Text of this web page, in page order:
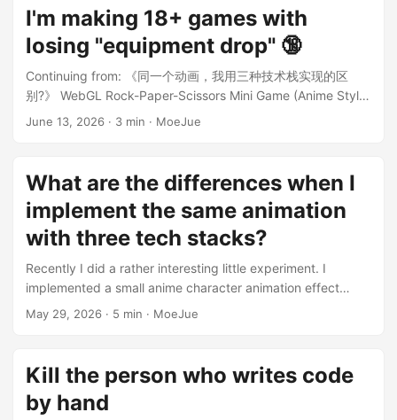
分。 为什么选 Chrome Extension 这一套 MoeKoe 是 Electron
应用，Electron 本身就有加载扩展的能力。既然底层已经能跑
Chrome Extension，那就没必要再从零设计一套插件格式。 这
样做有几个好处: 第一，插件作者不用学一套完全陌生的格式。
manifest.json、popup.html、background.js 都是浏览器扩展
里很常见的概念。 第二，插件天然有清单文件。主程序可以先
件目录，不需要我自己写一个脚本沙箱。 展示、搜索、分页和
状态 插件市场不是只要能安装就行，还要能快速判断： 这个插
件是干什么的 我有没有装过 我装的是不是旧版本 这个插件有没
有更高版本要求 它有没有联网、文件访问、本地二进制这些风
装”按钮。 确保插件目录存在 调用Electron下载安装、卸旧版、
装新版 注册插件相关 IPC 加载 Chrome 扩展 加载 Native Host
索引和授权系统 已安装插件 插件管理页里的“已安装插件”不是
scanExtensions() 扫描磁盘插件目录，读取 manifest、图标、
popup、Native Host 声明 前端拿到这些字段后，就能显示：
插件名称、描述、版本、作者 图标 是否是 MoeKoe 适配插件
plugins can be developed by the community, how should
the plugin marketplace be managed? The most
straightforward approach would be to pull all plugin source
code into a single monorepo. But the more I thought about
it, the more awkward it felt. Each plugin has its own author,
its own release cadence, its own build process. Stuffing
them all into the official repo would not only drive up
I'm making 18+ games with
losing "equipment drop" 🔞
Continuing from: 《同一个动画，我用三种技术栈实现的区
别?》 WebGL Rock-Paper-Scissors Mini Game (Anime Style)
The rules are pretty standard: Rock > Scissors Scissors >
Was Actually “I Wanted to Study Sprite Sheets” At first, I
had no intention of making a game at all. I just wanted to
study: atlas sprite layer compositing animation clipping
Stuff like that. Then I thought: “There’s gotta be a real use
case, right?” ...
June 13, 2026 · 3 min · MoeJue
What are the differences when I
implement the same animation
with three tech stacks?
Recently I did a rather interesting little experiment. I
implemented a small anime character animation effect
using three different approaches: WebGL Canvas 2D Pure
Ahoge (hair antenna) swinging But the really interesting
part isn’t actually “making it work.” It’s: When implementing
the same thing with three different tech stacks, how
May 29, 2026 · 5 min · MoeJue
Kill the person who writes code
by hand